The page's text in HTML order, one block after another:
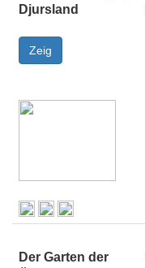
Djursland
Der Garten der